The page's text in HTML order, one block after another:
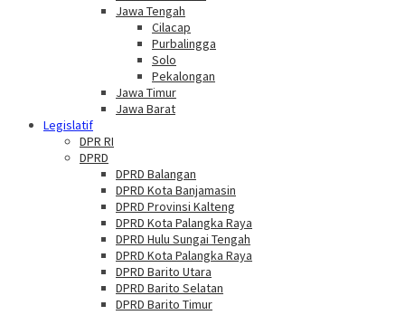
Jawa Tengah
Cilacap
Purbalingga
Solo
Pekalongan
Jawa Timur
Jawa Barat
Legislatif
DPR RI
DPRD
DPRD Balangan
DPRD Kota Banjamasin
DPRD Provinsi Kalteng
DPRD Kota Palangka Raya
DPRD Hulu Sungai Tengah
DPRD Kota Palangka Raya
DPRD Barito Utara
DPRD Barito Selatan
DPRD Barito Timur